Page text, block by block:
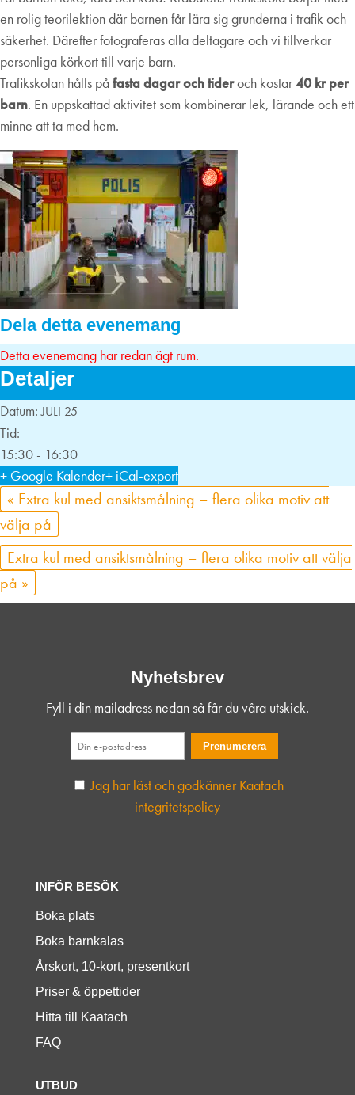
en rolig teorilektion där barnen får lära sig grunderna i trafik och
säkerhet. Därefter fotograferas alla deltagare och vi tillverkar
personliga körkort till varje barn.
Trafikskolan hålls påfasta dagar och tideroch kostar40 kr per
barn. En uppskattad aktivitet som kombinerar lek, lärande och ett
minne att ta med hem.
Dela detta evenemang
Detta evenemang har redan ägt rum.
Detaljer
Datum: JULI 25
Tid:
15:30 - 16:30
+ Google Kalender+ iCal-export
« Extra kul med ansiktsmålning – flera olika motiv att
välja på
Extra kul med ansiktsmålning – flera olika motiv att välja
på »
Nyhetsbrev
Fyll i din mailadress nedan så får du våra utskick.
Jag har läst och godkänner Kaatach
integritetspolicy
INFÖR BESÖK
Boka plats
Boka barnkalas
Årskort, 10-kort, presentkort
Priser & öppettider
Hitta till Kaatach
FAQ
UTBUD